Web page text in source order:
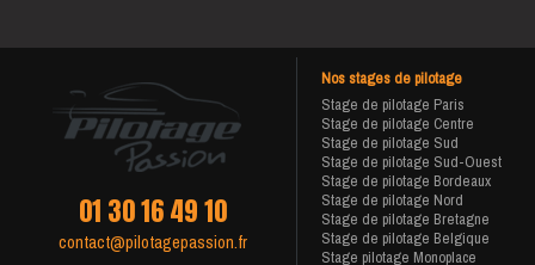
01 30 16 49 10
contact@pilotagepassion.fr
Nos stages de pilotage
Stage de pilotage Paris
Stage de pilotage Centre
Stage de pilotage Sud
Stage de pilotage Sud-Ouest
Stage de pilotage Bordeaux
Stage de pilotage Nord
Stage de pilotage Bretagne
Stage de pilotage Belgique
Stage pilotage Monoplace